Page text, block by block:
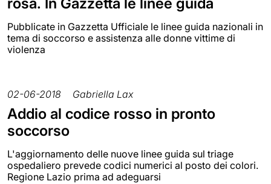
rosa. In Gazzetta le linee guida
Pubblicate in Gazzetta Ufficiale le linee guida nazionali in
tema di soccorso e assistenza alle donne vittime di
violenza
02-06-2018 Gabriella Lax
Addio al codice rosso in pronto
soccorso
L'aggiornamento delle nuove linee guida sul triage
ospedaliero prevede codici numerici al posto dei colori.
Regione Lazio prima ad adeguarsi